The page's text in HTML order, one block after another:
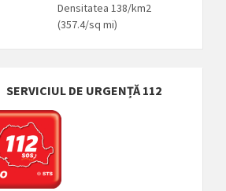
Densitatea 138/km2
(357.4/sq mi)
SERVICIUL DE URGENȚĂ 112